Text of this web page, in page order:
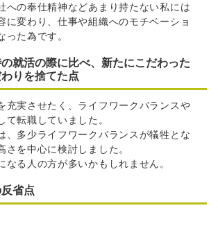
への奉仕精神などあまり持たない私には
に変わり、仕事や組織へのモチベーショ
った為です。
活の際に比べ、新たにこだわった
りを捨てた点
充実させたく、ライフワークバランスや
て転職していました。
、多少ライフワークバランスが犠牲とな
さを中心に検討しました。
なる人の方が多いかもしれません。
省点